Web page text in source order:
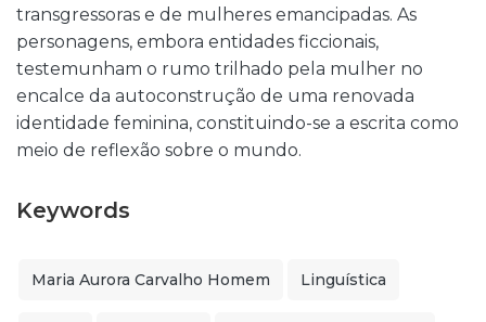
transgressoras e de mulheres emancipadas. As
personagens, embora entidades ficcionais,
testemunham o rumo trilhado pela mulher no
encalce da autoconstrução de uma renovada
identidade feminina, constituindo-se a escrita como
meio de reflexão sobre o mundo.
Keywords
Maria Aurora Carvalho Homem Linguística